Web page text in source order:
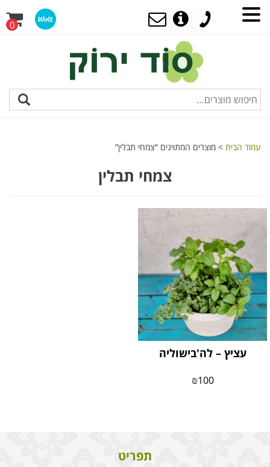
0
עמוד הבית > מוצרים המתויגים “צמחי תבלין”
צמחי תבלין
עציץ – לה'בישוליה
₪100
תפריט